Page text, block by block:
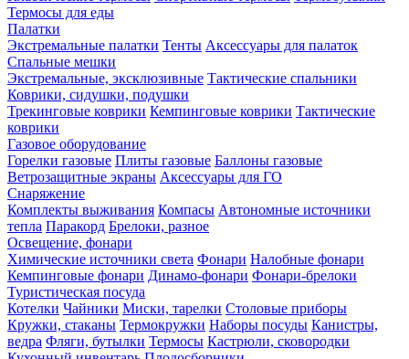
Термосы для еды
Палатки
Экстремальные палатки Тенты Аксессуары для палаток
Спальные мешки
Экстремальные, эксклюзивные Тактические спальники
Коврики, сидушки, подушки
Трекинговые коврики Кемпинговые коврики Тактические
коврики
Газовое оборудование
Горелки газовые Плиты газовые Баллоны газовые
Ветрозащитные экраны Аксессуары для ГО
Снаряжение
Комплекты выживания Компасы Автономные источники
тепла Паракорд Брелоки, разное
Освещение, фонари
Химические источники света Фонари Налобные фонари
Кемпинговые фонари Динамо-фонари Фонари-брелоки
Туристическая посуда
Котелки Чайники Миски, тарелки Столовые приборы
Кружки, стаканы Термокружки Наборы посуды Канистры,
ведра Фляги, бутылки Термосы Кастрюли, сковородки